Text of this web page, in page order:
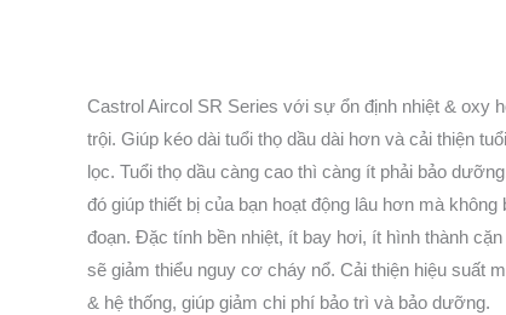
Castrol Aircol SR Series với sự ổn định nhiệt & oxy
trội. Giúp kéo dài tuổi thọ dầu dài hơn và cải thiện
lọc. Tuổi thọ dầu càng cao thì càng ít phải bảo
đó giúp thiết bị của bạn hoạt động lâu hơn mà không
đoạn. Đặc tính bền nhiệt, ít bay hơi, ít hình thành
sẽ giảm thiểu nguy cơ cháy nổ. Cải thiện hiệu suất
& hệ thống, giúp giảm chi phí bảo trì và bảo dưỡng.